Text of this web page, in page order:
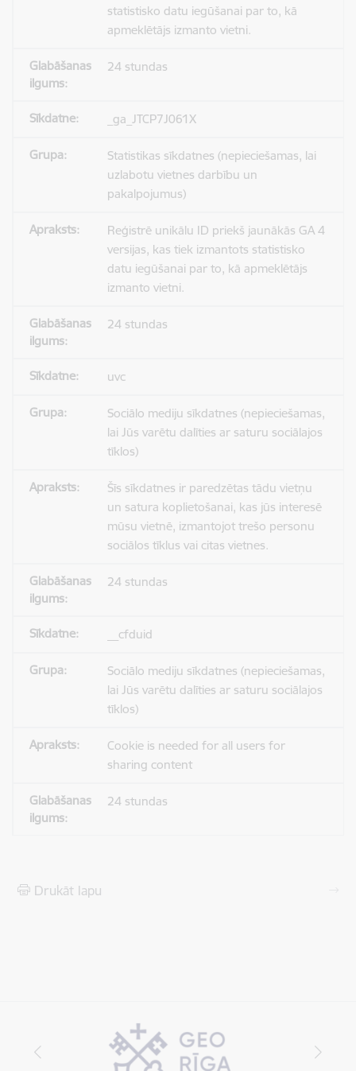
statistisko datu iegūšanai par to, kā
apmeklētājs izmanto vietni.
24 stundas
_ga_JTCP7J061X
Statistikas sīkdatnes (nepieciešamas, lai
uzlabotu vietnes darbību un
pakalpojumus)
Reģistrē unikālu ID priekš jaunākās GA 4
versijas, kas tiek izmantots statistisko
datu iegūšanai par to, kā apmeklētājs
izmanto vietni.
24 stundas
uvc
Sociālo mediju sīkdatnes (nepieciešamas,
lai Jūs varētu dalīties ar saturu sociālajos
tīklos)
Šīs sīkdatnes ir paredzētas tādu vietņu
un satura koplietošanai, kas jūs interesē
mūsu vietnē, izmantojot trešo personu
sociālos tīklus vai citas vietnes.
24 stundas
__cfduid
Sociālo mediju sīkdatnes (nepieciešamas,
lai Jūs varētu dalīties ar saturu sociālajos
tīklos)
Cookie is needed for all users for
sharing content
24 stundas
Drukāt lapu